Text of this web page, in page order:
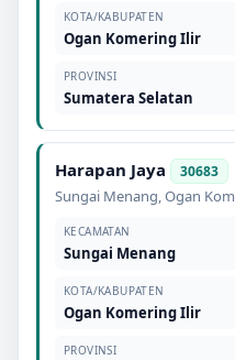
KOTA/KABUPATEN
Ogan Komering Ilir
PROVINSI
Sumatera Selatan
Harapan Jaya 30683
Sungai Menang,Ogan
KECAMATAN
Sungai Menang
KOTA/KABUPATEN
Ogan Komering Ilir
PROVINSI